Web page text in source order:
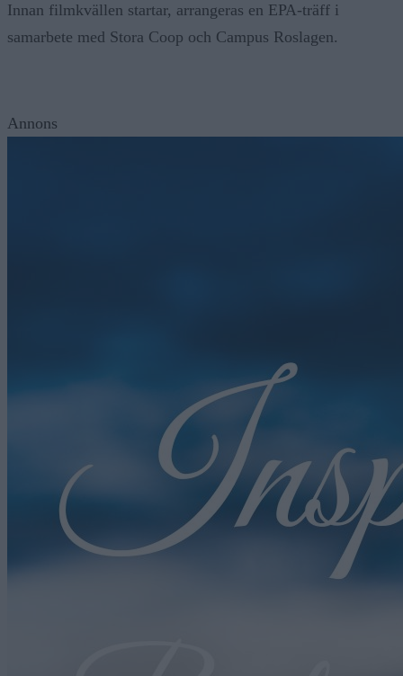
Innan filmkvällen startar, arrangeras en EPA-träff i
samarbete med Stora Coop och Campus Roslagen.
Annons